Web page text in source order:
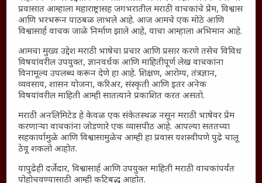
Polls Archive
Shop Unlimited
Thought For The Day
सामान्य आजारांवर गावठी उपाय – घरच्या घरी मिळवा प्राथमिक
आराम
आजच्या युगातील तरुण पिढी कुठे हरवली?
महाराष्ट्रातील किल्ल्यांचे महत्त्व : स्वराज्याच्या वैभवशाली इतिहासाचे
साक्षीदार
₹370 ची बिर्याणी” आणि हरवत चाललेली संवेदनशीलता : आजच्या
तरुणांच्या मनात नेमकं काय चाललंय?
यश आणि आत्मविश्वास: स्वप्नांना वास्तवात बदलण्याची शक्ती
प्रवासात आम्हाला महाराष्ट्रासह जगभरातील मराठी वाचकांचे प्रेम, विश्वास
आणि भरभरून पाठबळ लाभले आहे. आज आमचे एक मोठे आणि
विश्वासार्ह वाचक जाळे निर्माण झाले आहे, याचा आम्हाला अभिमान आहे.
आमचा मुख्य उद्देश मराठी भाषेचा प्रचार आणि प्रसार करणे तसेच विविध
विषयांवरील उपयुक्त, ज्ञानवर्धक आणि माहितीपूर्ण लेख वाचकांना
विनामूल्य उपलब्ध करून देणे हा आहे. शिक्षण, आरोग्य, तंत्रज्ञान,
व्यवसाय, शासन योजना, करिअर, संस्कृती आणि इतर अनेक
विषयांवरील माहिती आम्ही सातत्याने प्रकाशित करत असतो.
मराठी अनलिमिटेड हे केवळ एक संकेतस्थळ नसून मराठी भाषेवर प्रेम
करणाऱ्या वाचकांना जोडणारे एक व्यासपीठ आहे. आपल्या सततच्या
सहकार्यामुळे आणि विश्वासामुळेच आम्ही हा प्रवास यशस्वीपणे पुढे चालू
ठेवू शकलो आहोत.
यापुढेही दर्जेदार, विश्वासार्ह आणि उपयुक्त माहिती मराठी वाचकांपर्यंत
पोहोचवण्यासाठी आम्ही कटिबद्ध आहोत.